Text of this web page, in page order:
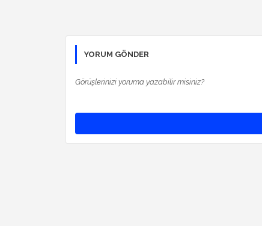
YORUM GÖNDER
Görüşlerinizi yoruma yazabilir misiniz?